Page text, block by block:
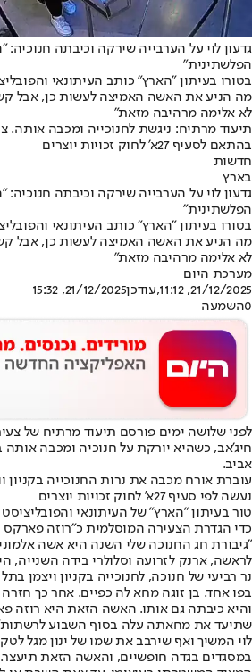
גדעון לוי על הערבייה שירקה וכיבתה חנוכיה:
הפלשתינית"
בטורו בעיתון "הארץ" כותב העיתונאי
מה הניע את האשה האמיצה לעשות כן, אבל
לא אלימה מרהיבה מזאת"
תיעוד מרתיח: ניגשת לחנוכייה ומכבה אותה.
בהתאם לסעיף 27א' לחוק זכויות יוצרים
חדשות
בארץ
גדעון לוי על הערבייה שירקה וכיבתה חנוכיה:
הפלשתינית"
בטורו בעיתון "הארץ" כותב העיתונאי
מה הניע את האשה האמיצה לעשות כן, אבל
לא אלימה מרהיבה מזאת"
מערכת היום
21/12/2025, 11:12
,עודכן21/12/2025, 15:32
0השמעה
לפני שלושה ימים פורסם תיעוד מרתיח של
חיג'אב, כשהיא יורקת על חנוכיה ומכבה אותה
אביב.
עוברת אורח מכבה את נרות החנוכייה בקניון
נעשה לפי סעיף 27א' לחוק זכויות יוצרים
טור בעיתון "הארץ" של העיתונאי
כדי הגדרת הצעירה המוסלמית כ"רוזה פארקס
"גיבורת חג החנוכה שלי השנה היא אשה
לראשה, ארנק לזרועה וסלולרי בידה השנייה,
נר רביעי של חנוכה, לחנוכייה בקניון ויצמן
בפו אחד. בן זוגה מחא לה כפיים. אחר כך
והיא כיבתה גם אותו. האשה הזאת היא רוזה
שתיעד את מחאתה עלה בסוף השבוע
לוי המשיך ואף שירבב את שמו של ינון מגל
במסגדים בגדה חופשיים, והאשה הזאת